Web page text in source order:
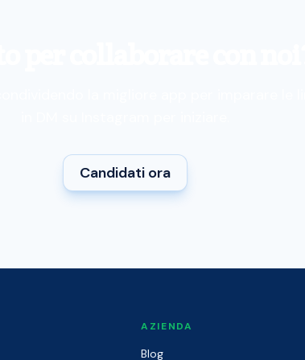
Candidati ora
AZIENDA
Blog